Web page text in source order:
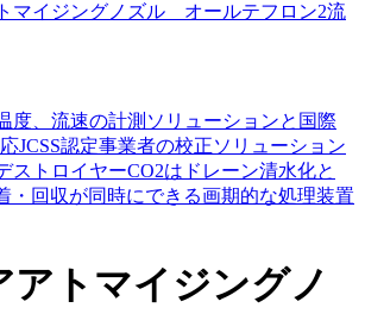
マイジングノズル オールテフロン2流
度、流速の計測ソリューションと国際
JCSS認定事業者の校正ソリューション
ストロイヤーCO2はドレーン清水化と
・回収が同時にできる画期的な処理装置
アトマイジングノ